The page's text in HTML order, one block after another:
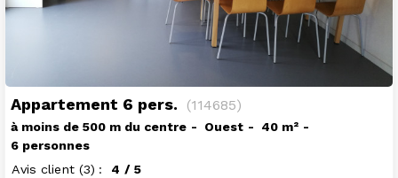
Appartement 6 pers. (114685)
à moins de 500 m du centre Ouest 40 m²
6 personnes
Avis client (3) 4 / 5